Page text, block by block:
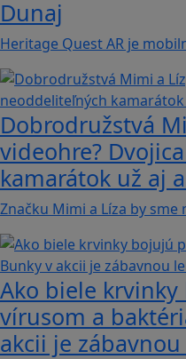
Dunaj
Heritage Quest AR je
Dobrodružstvá
videohre?
kamarátok už aj
Značku Mimi a Líza by
Ako biele
vírusom a
akcii je